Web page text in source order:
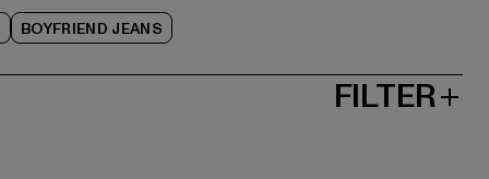
BOYFRIEND JEANS
FILTER